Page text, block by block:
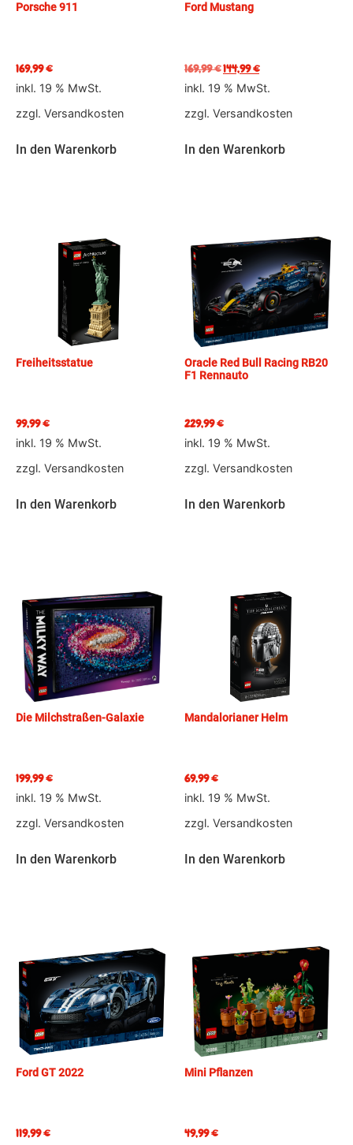
Porsche 911
169,99€
inkl. 19 % MwSt.
zzgl. Versandkosten
In den Warenkorb
Ford Mustang
169,99€144,99€
inkl. 19 % MwSt.
zzgl. Versandkosten
In den Warenkorb
Freiheitsstatue
99,99€
inkl. 19 % MwSt.
zzgl. Versandkosten
In den Warenkorb
Oracle Red Bull Racing RB20
F1 Rennauto
229,99€
inkl. 19 % MwSt.
zzgl. Versandkosten
In den Warenkorb
Die Milchstraßen-Galaxie
199,99€
inkl. 19 % MwSt.
zzgl. Versandkosten
In den Warenkorb
Mandalorianer Helm
69,99€
inkl. 19 % MwSt.
zzgl. Versandkosten
In den Warenkorb
Ford GT 2022
119,99€
Mini Pflanzen
49,99€